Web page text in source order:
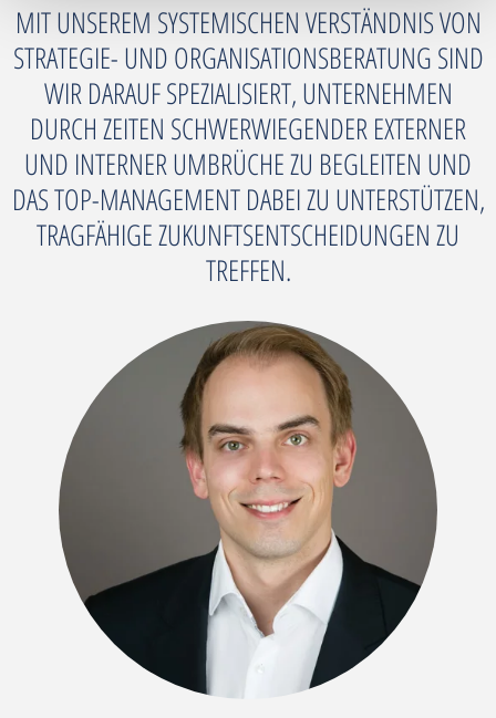
MIT UNSEREM SYSTEMISCHEN VERSTÄNDNIS VON
STRATEGIE- UND ORGANISATIONSBERATUNG SIND
WIR DARAUF SPEZIALISIERT, UNTERNEHMEN
DURCH ZEITEN SCHWERWIEGENDER EXTERNER
UND INTERNER UMBRÜCHE ZU BEGLEITEN UND
DAS TOP-MANAGEMENT DABEI ZU UNTERSTÜTZEN,
TRAGFÄHIGE ZUKUNFTSENTSCHEIDUNGEN ZU
TREFFEN.